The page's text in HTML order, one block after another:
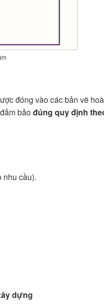
đóng vào các bản vẽ
bảođúng quy định
nhu cầu).
dựng